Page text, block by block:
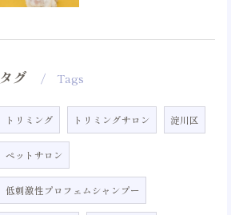
タグ Tags
トリミング トリミングサロン 淀川区
ペットサロン
低刺激性プロフェムシャンプー